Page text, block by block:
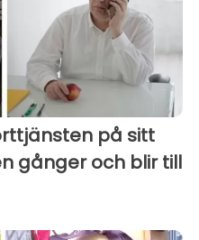
på sitt
gånger och blir till